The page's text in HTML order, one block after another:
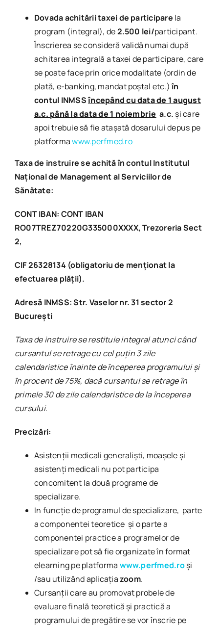
Dovada achitării taxei de participare la
program (integral), de2.500 lei/participant.
Înscrierea se consideră validă numai după
achitarea integrală a taxei de participare, care
se poate face prin orice modalitate (ordin de
plată, e-banking, mandat poștal etc.)în
contul INMSSîncepând cu data de 1 august
a.c. până la data de 1 noiembrie a.c. și care
apoi trebuie să fie atașată dosarului depus pe
platformawww.perfmed.ro
Taxa de instruire se achită în contul Institutul
Național de Management al Serviciilor de
Sănătate:
CONT IBAN: CONT IBAN
RO07TREZ70220G335000XXXX, Trezoreria Sect
2,
CIF 26328134 (obligatoriu de menționat la
efectuarea plății).
Adresă INMSS: Str. Vaselor nr. 31 sector 2
București
Taxa de instruire se restituie integral atunci când
cursantul se retrage cu cel puţin 3 zile
calendaristice înainte de începerea programului şi
în procent de 75%, dacă cursantul se retrage în
primele 30 de zile calendaristice de la începerea
cursului.
Precizări:
Asistenţii medicali generalişti, moaşele şi
asistenţi medicali nu pot participa
concomitent la două programe de
specializare.
In funcție de programul de specializare, parte
a componentei teoretice și o parte a
componentei practice a programelor de
specializare pot să fie organizate în format
elearning pe platforma www.perfmed.roși
/sau utilizând aplicațiazoom.
Cursanții care au promovat probele de
evaluare finală teoretică și practică a
programului de pregătire se vor înscrie pe